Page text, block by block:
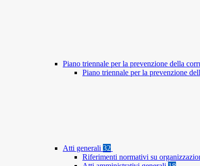
Piano triennale per la prevenzione della
Piano triennale per la prevenzione
Atti generali 32
Riferimenti normativi su